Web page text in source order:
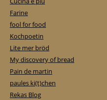
Farine
fool for food
Kochpoetin
Lite mer bröd
My discovery of bread
Pain de martin
paules ki(t)chen
Rekas Blog